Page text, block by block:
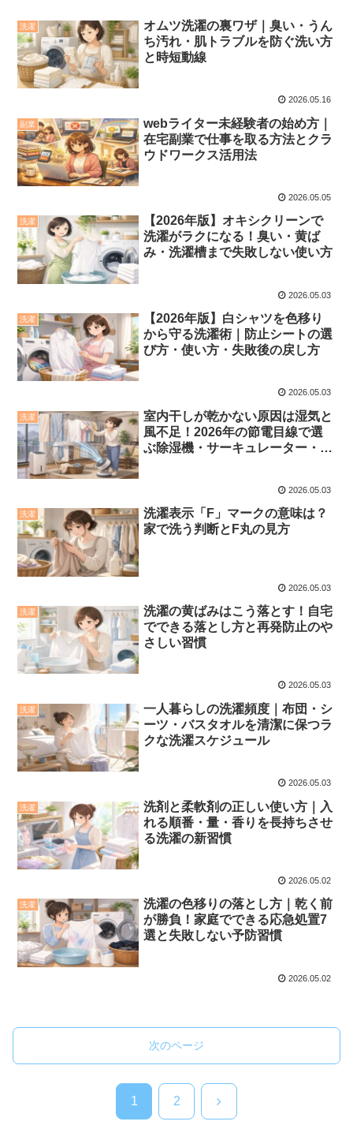
洗濯
オムツ洗濯の裏ワザ｜臭い・うん
ち汚れ・肌トラブルを防ぐ洗い方
と時短動線
2026.05.16
副業
webライター未経験者の始め方｜
在宅副業で仕事を取る方法とクラ
ウドワークス活用法
2026.05.05
洗濯
【2026年版】オキシクリーンで
洗濯がラクになる！臭い・黄ば
み・洗濯槽まで失敗しない使い方
2026.05.03
洗濯
【2026年版】白シャツを色移り
から守る洗濯術｜防止シートの選
び方・使い方・失敗後の戻し方
2026.05.03
洗濯
室内干しが乾かない原因は湿気と
風不足！2026年の節電目線で選
ぶ除湿機・サーキュレーター・ニ
2026.05.03
洗濯
洗濯表示「F」マークの意味は？
家で洗う判断とF丸の見方
2026.05.03
洗濯
洗濯の黄ばみはこう落とす！自宅
でできる落とし方と再発防止のや
さしい習慣
2026.05.03
洗濯
一人暮らしの洗濯頻度｜布団・シ
ーツ・バスタオルを清潔に保つラ
クな洗濯スケジュール
2026.05.03
洗濯
洗剤と柔軟剤の正しい使い方｜入
れる順番・量・香りを長持ちさせ
る洗濯の新習慣
2026.05.02
洗濯
洗濯の色移りの落とし方｜乾く前
が勝負！家庭でできる応急処置7
選と失敗しない予防習慣
2026.05.02
次のページ
1 2 次